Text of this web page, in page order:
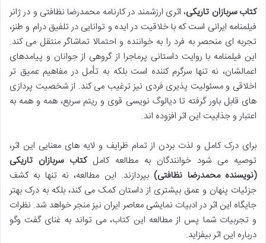
کتاب سربازان تاریکی، اثری ارزشمند در کارنامه محمدرضا نظافتی و در ژانر
فیلمنامه ایرانی است که با خلاقیت در ایده و توانایی در تلفیق درام و طنز،
تجربه ای منحصر به فرد را به خواننده و احتمالا تماشاگر منتقل می کند.
این فیلمنامه با روایت داستانی پرماجرا از گروهی از جوانان و پیامدهای
اعمالشان، نه تنها سرگرم کننده است بلکه به تأمل در مفاهیم عمیق تر
اخلاقی و مسئولیت پذیری فردی نیز ترغیب می کند. از شخصیت پردازی
های قابل باور گرفته تا دیالوگ نویسی قوی و ریتم سریع، همه و همه به
اعتبار و جذابیت این اثر افزوده اند.
برای درک کامل و لذت بردن از تمام ظرایف و لایه های معنایی این اثر،
توصیه می شود خوانندگان به مطالعه کاملکتاب سربازان تاریکی
(نویسنده محمدرضا نظافتی)بپردازند. این مطالعه، نه تنها به کشف
جزئیات پنهان و عمق بیشتری از داستان کمک می کند، بلکه به درک بهتر
جایگاه این اثر در ادبیات نمایشی معاصر ایران نیز منجر خواهد شد. نظرات
و تجربیات شما پس از مطالعه این کتاب، می تواند به غنای گفت وگو
درباره این اثر بیفزاید.